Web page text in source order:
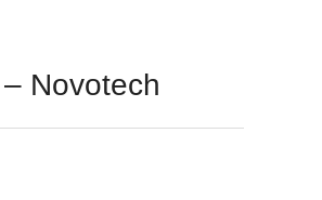
Novotech